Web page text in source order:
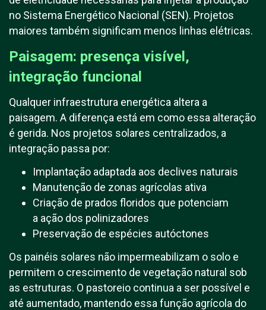
no Sistema Energético Nacional (SEN). Projetos
maiores também significam menos linhas elétricas.
Paisagem: presença visível,
integração funcional
Qualquer infraestrutura energética altera a
paisagem. A diferença está em como essa alteração
é gerida. Nos projetos solares centralizados, a
integração passa por:
Implantação adaptada aos declives naturais
Manutenção de zonas agrícolas ativa
Criação de prados floridos que potenciam
a ação dos polinizadores
Preservação de espécies autóctones
Os painéis solares não impermeabilizam o solo e
permitem o crescimento de vegetação natural sob
as estruturas. O pastoreio continua a ser possível e
até aumentado, mantendo essa função agrícola do